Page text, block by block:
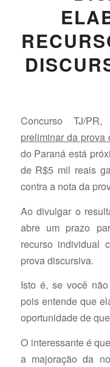
Concurso TJ/
preliminar da prova
do Paraná está
de R$5 mil reais
contra a nota da
Ao divulgar o
abre um prazo
recurso individual
prova discursiva.
Isto é, se você
pois entende que
oportunidade de
O interessante é
a majoração da